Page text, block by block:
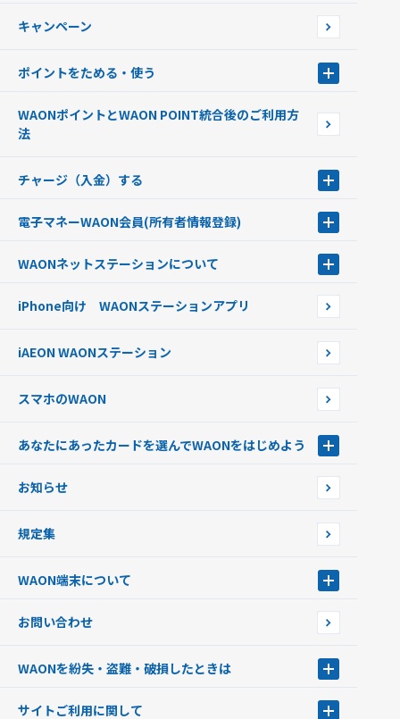
イオン銀行ATM設置場所
キャンペーン
ポイントをためる・使う
ポイントの有効期限について
WAONポイントとWAON POINT統合後のご利用方
法
チャージ（入金）する
現金でチャージする
銀行口座・ATMからチャージする
オートチャージ
ポイントからチャージする
チャージ上限金額の変更について
電子マネーWAON会員(所有者情報登録)
WAON POINTサービス会員登録に伴う個人データの共同利用のお知
WAONネットステーションについて
WAONネットステーションWAON端末について
iPhone向け WAONステーションアプリ
iAEON WAONステーション
スマホのWAON
あなたにあったカードを選んでWAONをはじめよう
フードバンク応援WAON
ご当地WAON
G.G WAON
WAONカード・WAONカードプラス
モバイルWAON
提携WAONカード
お知らせ
規定集
WAON端末について
WAONネットステーション
新型WAONステーション
お問い合わせ
WAONを紛失・盗難・破損したときは
サイトご利用に関して